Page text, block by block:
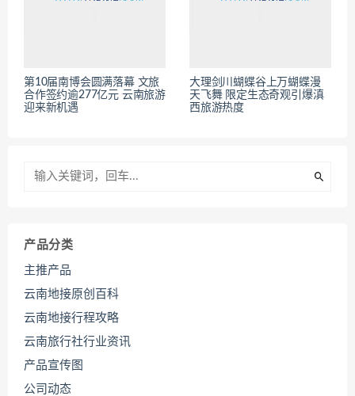
第10届南博会圆满落幕 文旅
合作签约逾277亿元 云南旅游
迎来新机遇
大理剑川蝴蝶谷上万蝴蝶漫
天飞舞 限定生态奇观引爆滇
西旅游热度
产品分类
主推产品
云南地接原创百科
云南地接行程攻略
云南旅行社行业资讯
产品宣传图
公司动态